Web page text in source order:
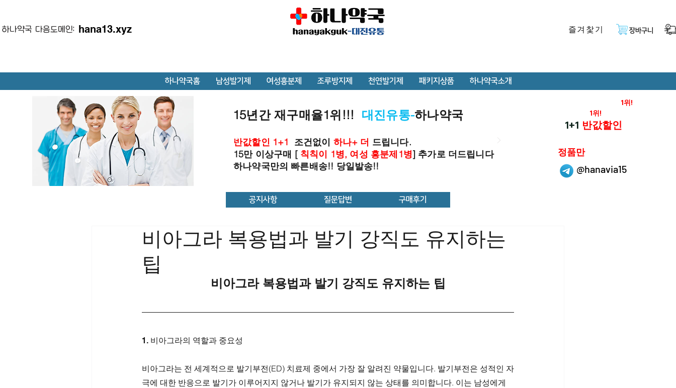
하나약국 다음도메인: hana13.xyz 즐겨찿기 장바구니
하나약국홈 남성발기제 여성흥분제 조루방지제 천연발기제 패키지상품 하나약국소개
15년간 재구매율1위!!! 대진유통-하나약국
반값할인 1+1 조건없이 하나+ 더 드립니다.
15만 이상구매 [ 칙칙이 1병, 여성 흥분제1병] 추가로 더드립니다
하나약국만의 빠른배송!! 당일발송!!
@hanavia15
1위!
1위!
1+1 반값할인
정품만
공지사항 질문답변 구매후기
비아그라 복용법과 발기 강직도 유지하는
팁
비아그라 복용법과 발기 강직도 유지하는 팁
1. 비아그라의 역할과 중요성
비아그라는 전 세계적으로 발기부전(ED) 치료제 중에서 가장 잘 알려진 약물입니다. 발기부전은 성적인 자
극에 대한 반응으로 발기가 이루어지지 않거나 발기가 유지되지 않는 상태를 의미합니다. 이는 남성에게